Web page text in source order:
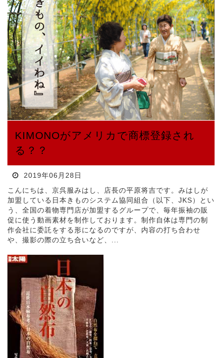
KIMONOがアメリカで商標登録され
る？？
2019年06月28日
こんにちは、京呉服みはし、店長の平原将吉です。みはしが
加盟している日本きものシステム協同組合（以下、JKS）とい
う、全国の着物専門店が加盟するグループで、毎年振袖の販
促に使う動画素材を制作しております。制作自体は専門の制
作会社に委託をする形になるのですが、内容の打ち合わせ
や、撮影の際の立ち合いなど、...